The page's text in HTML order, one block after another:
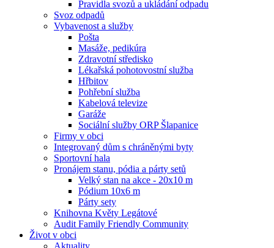
Pravidla svozů a ukládání odpadu
Svoz odpadů
Vybavenost a služby
Pošta
Masáže, pedikúra
Zdravotní středisko
Lékařská pohotovostní služba
Hřbitov
Pohřební služba
Kabelová televize
Garáže
Sociální služby ORP Šlapanice
Firmy v obci
Integrovaný dům s chráněnými byty
Sportovní hala
Pronájem stanu, pódia a párty setů
Velký stan na akce - 20x10 m
Pódium 10x6 m
Párty sety
Knihovna Květy Legátové
Audit Family Friendly Community
Život v obci
Aktuality